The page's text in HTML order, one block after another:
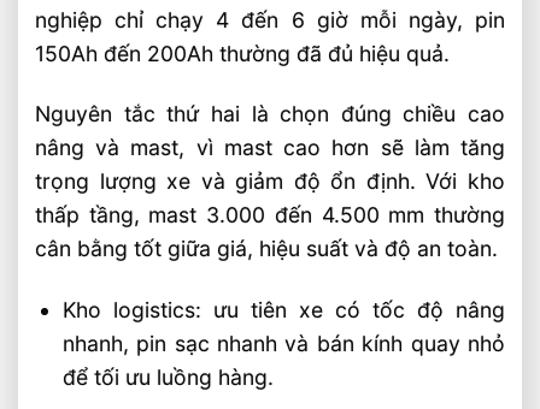
nghiệp chỉ chạy 4 đến 6 giờ mỗi ngày, pin
150Ah đến 200Ah thường đã đủ hiệu quả.
Nguyên tắc thứ hai là chọn đúng chiều cao
nâng và mast, vì mast cao hơn sẽ làm tăng
trọng lượng xe và giảm độ ổn định. Với kho
thấp tầng, mast 3.000 đến 4.500 mm thường
cân bằng tốt giữa giá, hiệu suất và độ an toàn.
Kho logistics: ưu tiên xe có tốc độ nâng
nhanh, pin sạc nhanh và bán kính quay nhỏ
để tối ưu luồng hàng.